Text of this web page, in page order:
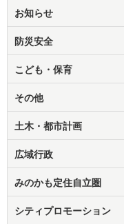
お知らせ
防災安全
こども・保育
その他
土木・都市計画
広域行政
みのかも定住自立圏
シティプロモーション